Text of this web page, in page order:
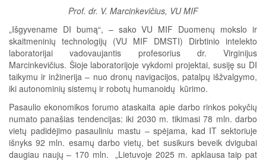
Prof. dr. V. Marcinkevičius, VU MIF
„Išgyvename DI bumą“, – sako VU MIF Duomenų mokslo ir
skaitmeninių technologijų (VU MIF DMSTI) Dirbtinio intelekto
laboratorijai vadovaujantis profesorius dr. Virginijus
Marcinkevičius. Šioje laboratorijoje vykdomi projektai, susiję su DI
taikymu ir inžinerija – nuo dronų navigacijos, patalpų išžvalgymo,
iki autonominių sistemų ir robotų humanoidų kūrimo.
Pasaulio ekonomikos forumo ataskaita apie darbo rinkos pokyčių
numato panašias tendencijas: iki 2030 m. tikimasi 78 mln. darbo
vietų padidėjimo pasauliniu mastu – spėjama, kad IT sektoriuje
išnyks 92 mln. esamų darbo vietų, bet susikurs beveik dvigubai
daugiau naujų – 170 mln. „Lietuvoje 2025 m. apklausa taip pat